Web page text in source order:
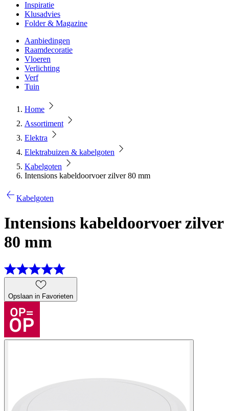
Inspiratie
Klusadvies
Folder & Magazine
Aanbiedingen
Raamdecoratie
Vloeren
Verlichting
Verf
Tuin
Home
Assortiment
Elektra
Elektrabuizen & kabelgoten
Kabelgoten
Intensions kabeldoorvoer zilver 80 mm
Kabelgoten
Intensions kabeldoorvoer zilver
80 mm
Opslaan in Favorieten